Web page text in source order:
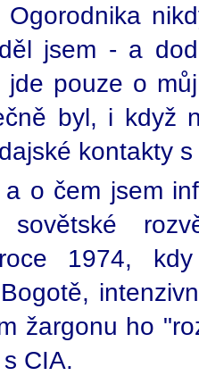
jsem - a
jde pouze o
byl, i když
kontakty
o čem jsem
sovětské
1974,
žargonu ho
CIA.